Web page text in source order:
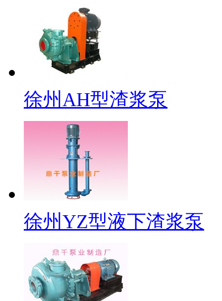
徐州AH型渣浆泵
徐州YZ型液下渣浆泵